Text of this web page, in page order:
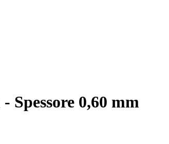
Spessore 0,60 mm